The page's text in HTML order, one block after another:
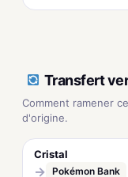
Transfert
Comment ramener
d'origine.
Cristal
→ Pokémon Bank